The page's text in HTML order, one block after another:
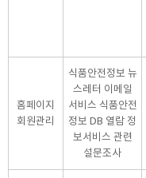
홈페이지
회원관리
식품안전정보 뉴
스레터 이메일
서비스 식품안전
정보 DB 열람 정
보서비스 관련
설문조사